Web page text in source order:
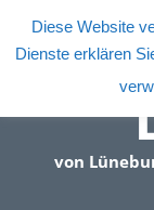
von
Diese Website
Dienste erklären